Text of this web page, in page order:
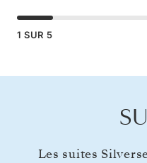
1 SUR 5
Les suites